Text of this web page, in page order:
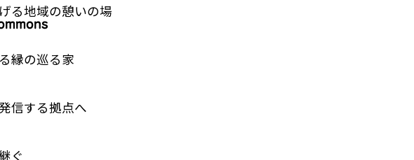
る地域の憩いの場
縁の巡る家
信する拠点へ
ぐ